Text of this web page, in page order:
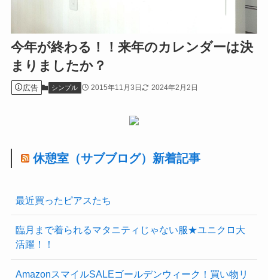
今年が終わる！！来年のカレンダーは決
まりましたか？
広告 シンプル 2015年11月3日 2024年2月2日
休憩室（サブブログ）新着記事
最近買ったピアスたち
臨月まで着られるマタニティじゃない服★ユニクロ大
活躍！！
AmazonスマイルSALEゴールデンウィーク！買い物リ